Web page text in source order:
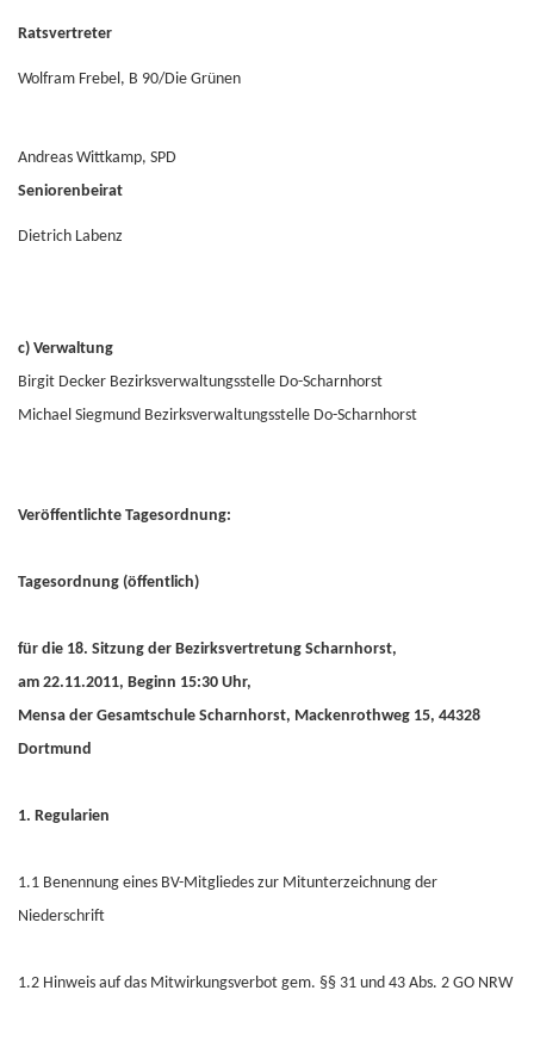
Ratsvertreter
Wolfram Frebel, B 90/Die Grünen
Andreas Wittkamp, SPD
Seniorenbeirat
Dietrich Labenz
c) Verwaltung
Birgit Decker Bezirksverwaltungsstelle Do-Scharnhorst
Michael Siegmund Bezirksverwaltungsstelle Do-Scharnhorst
Veröffentlichte Tagesordnung:
Tagesordnung (öffentlich)
für die 18. Sitzung der Bezirksvertretung Scharnhorst,
am 22.11.2011, Beginn 15:30 Uhr,
Mensa der Gesamtschule Scharnhorst, Mackenrothweg 15, 44328
Dortmund
1. Regularien
1.1 Benennung eines BV-Mitgliedes zur Mitunterzeichnung der
Niederschrift
1.2 Hinweis auf das Mitwirkungsverbot gem. §§ 31 und 43 Abs. 2 GO NRW